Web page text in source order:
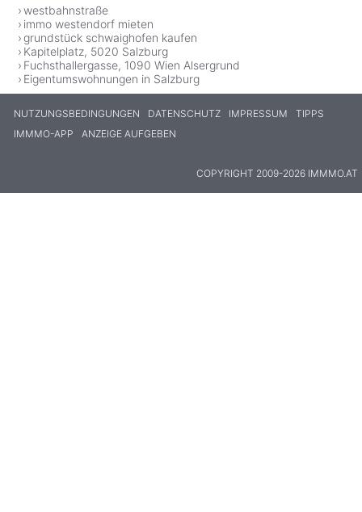
westbahnstraße
immo westendorf mieten
grundstück schwaighofen kaufen
Kapitelplatz, 5020 Salzburg
Fuchsthallergasse, 1090 Wien Alsergrund
Eigentumswohnungen in Salzburg
NUTZUNGSBEDINGUNGEN DATENSCHUTZ IMPRESSUM
TIPPS
IMMMO-APP
ANZEIGE AUFGEBEN
COPYRIGHT 2009-2026 IMMMO.AT